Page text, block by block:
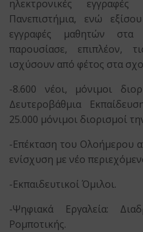
ηλεκτρονικές
Πανεπιστήμια, ενώ
εγγραφές μαθητών
παρουσίασε, επιπλέον,
ισχύσουν από φέτος στα
-8.600 νέοι, μόνιμοι
Δευτεροβάθμια
25.000 μόνιμοι διορισμοί
-Επέκταση του Ολοήμερου
ενίσχυση με νέο
-Εκπαιδευτικοί Όμιλοι.
-Ψηφιακά Εργαλεία:
Ρομποτικής.